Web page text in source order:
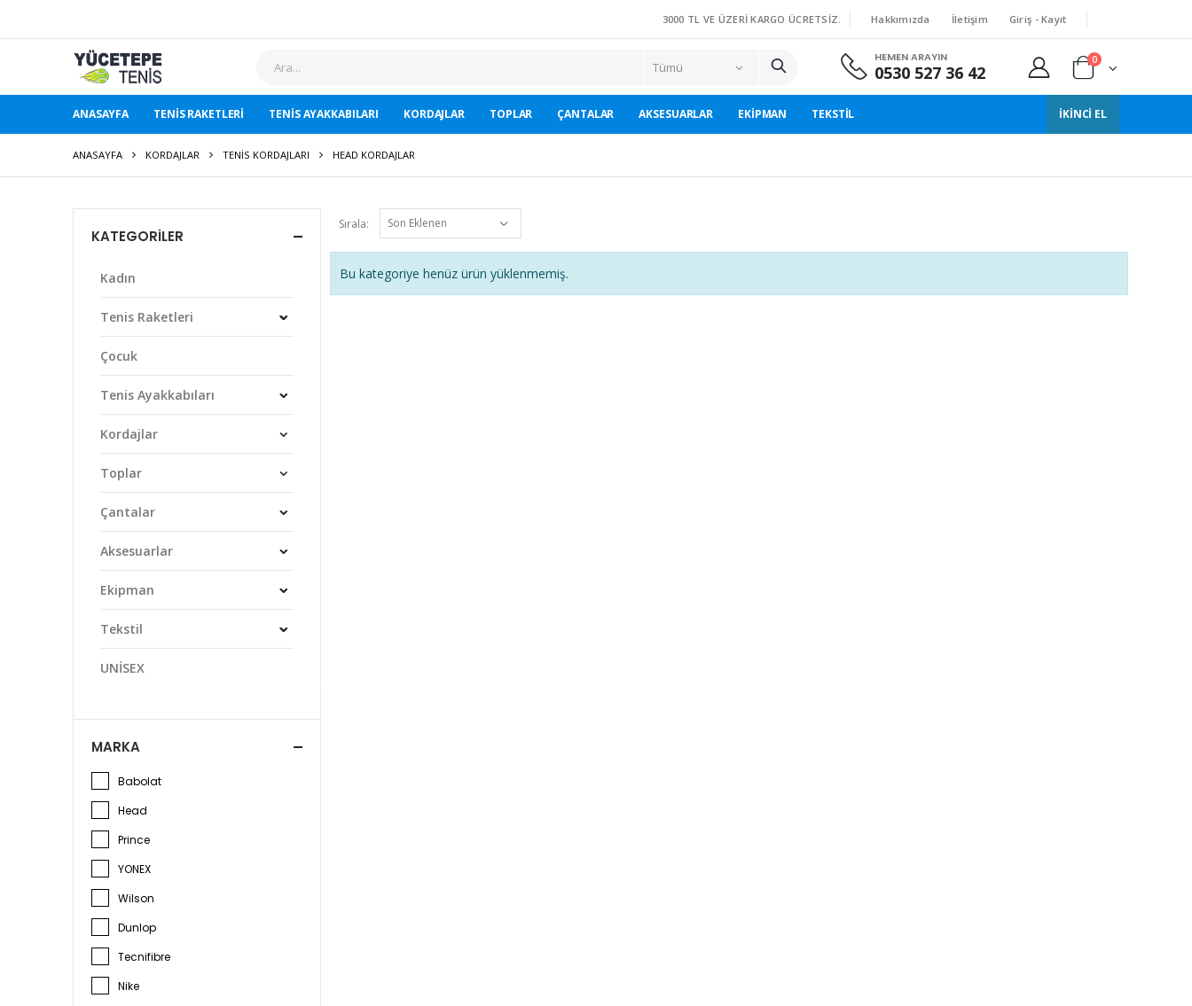
3000 TL VE ÜZERI KARGO ÜCRETSIZ. Hakkımızda İletişim Giriş - Kayıt
HEMEN ARAYIN
0530 527 36 42
0
ANASAYFA TENIS RAKETLERI TENIS AYAKKABILARI KORDAJLAR TOPLAR ÇANTALAR AKSESUARLAR EKIPMAN TEKSTIL İKINCI EL
ANASAYFA KORDAJLAR TENIS KORDAJLARI HEAD KORDAJLAR
Sırala:
Bu kategoriye henüz ürün yüklenmemiş.
KATEGORILER
Kadın
Tenis Raketleri
Çocuk
Tenis Ayakkabıları
Kordajlar
Toplar
Çantalar
Aksesuarlar
Ekipman
Tekstil
UNİSEX
MARKA
Babolat
Head
Prince
YONEX
Wilson
Dunlop
Tecnifibre
Nike